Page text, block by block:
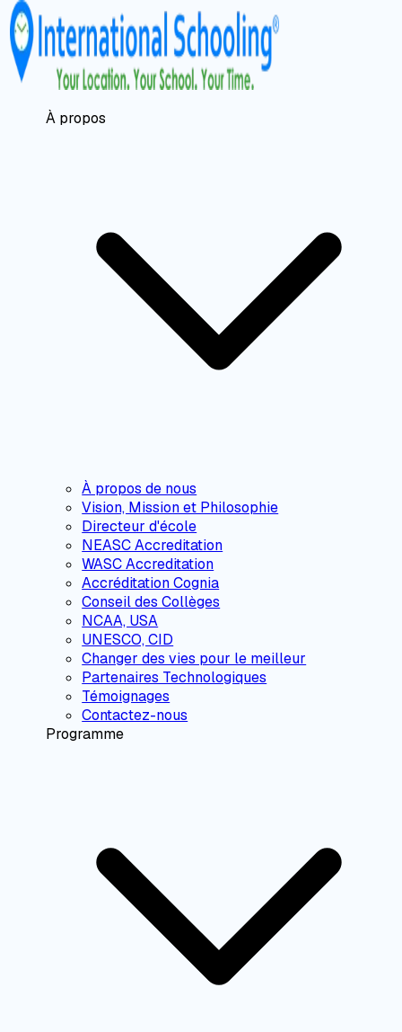
À propos
À propos de nous
Vision, Mission et Philosophie
Directeur d'école
NEASC Accreditation
WASC Accreditation
Accréditation Cognia
Conseil des Collèges
NCAA, USA
UNESCO, CID
Changer des vies pour le meilleur
Partenaires Technologiques
Témoignages
Contactez-nous
Programme